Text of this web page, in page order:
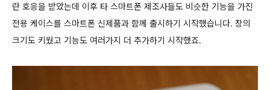
란 호응을 받았는데 이후 타 스마트폰 제조사들도 비슷한 기능을 가진
전용 케이스를 스마트폰 신제품과 함께 출시하기 시작했습니다. 창의
크기도 키웠고 기능도 여러가지 더 추가하기 시작했죠.